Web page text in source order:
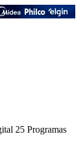
25 Programas